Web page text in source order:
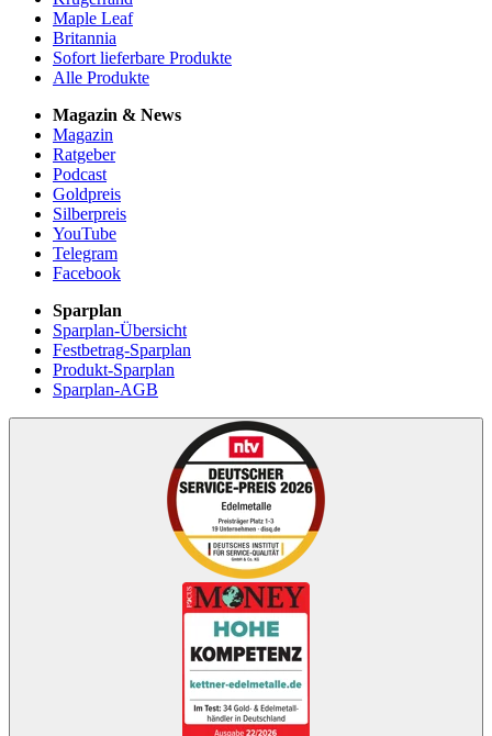
Maple Leaf
Britannia
Sofort lieferbare Produkte
Alle Produkte
Magazin & News
Magazin
Ratgeber
Podcast
Goldpreis
Silberpreis
YouTube
Telegram
Facebook
Sparplan
Sparplan-Übersicht
Festbetrag-Sparplan
Produkt-Sparplan
Sparplan-AGB